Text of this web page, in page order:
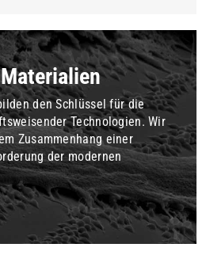
den Schlüssel für die
Technologien. Wir
Zusammenhang einer
der modernen